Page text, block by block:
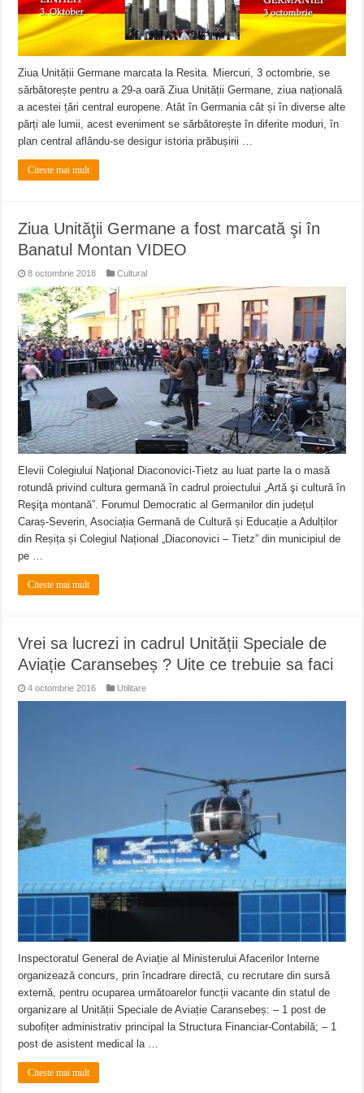
ANUNŢ OPRIRE APĂ în CARANSEBEȘ avarie
ANUNȚ OPRIRE APĂ în Reșița, cartier Țerova – avarie – 04.08.2026
Ziua Unității Germane marcata la Resita. Miercuri, 3 octombrie, se
sărbătorește pentru a 29-a oară Ziua Unității Germane, ziua națională
a acestei țări central europene. Atât în Germania cât și în diverse alte
părți ale lumii, acest eveniment se sărbătorește în diferite moduri, în
plan central aflându-se desigur istoria prăbușirii …
Citeste mai mult
Ziua Unităţii Germane a fost marcată şi în
Banatul Montan VIDEO
8 octombrie 2018 Cultural
Elevii Colegiului Naţional Diaconovici-Tietz au luat parte la o masă
rotundă privind cultura germană în cadrul proiectului „Artă şi cultură în
Reşiţa montană”. Forumul Democratic al Germanilor din județul
Caraș-Severin, Asociația Germană de Cultură și Educație a Adulților
din Reșița și Colegiul Național „Diaconovici – Tietz” din municipiul de
pe …
Citeste mai mult
Vrei sa lucrezi in cadrul Unității Speciale de
Aviație Caransebeș ? Uite ce trebuie sa faci
4 octombrie 2016 Utilitare
Inspectoratul General de Aviație al Ministerului Afacerilor Interne
organizează concurs, prin încadrare directă, cu recrutare din sursă
externă, pentru ocuparea următoarelor funcții vacante din statul de
organizare al Unității Speciale de Aviație Caransebeș: – 1 post de
subofițer administrativ principal la Structura Financiar-Contabilă; – 1
post de asistent medical la …
Citeste mai mult